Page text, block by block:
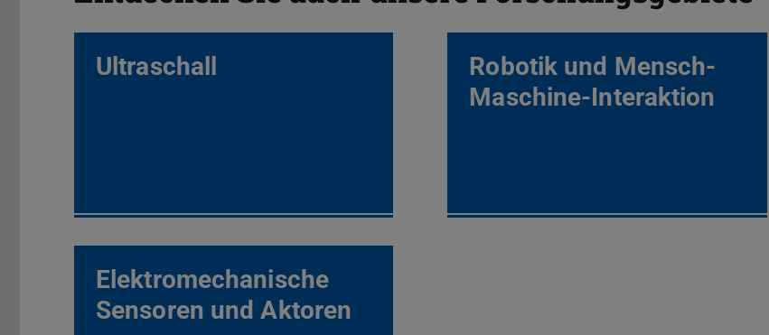
Ultraschall
Robotik und Mensch-
Maschine-Interaktion
Elektromechanische
Sensoren und Aktoren